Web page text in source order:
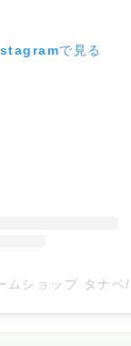
で見る
ムショップ タナ